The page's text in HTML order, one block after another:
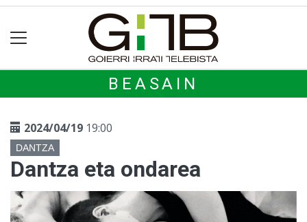
BEASAIN
2024/04/19 19:00
DANTZA
Dantza eta ondarea